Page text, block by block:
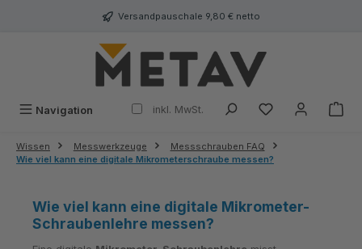
Versandpauschale 9,80 € netto
Navigation inkl. MwSt.
Wissen Messwerkzeuge
Messschrauben FAQ
Wie viel kann eine digitale Mikrometerschraube messen?
Wie viel kann eine digitale Mikrometer-
Schraubenlehre messen?